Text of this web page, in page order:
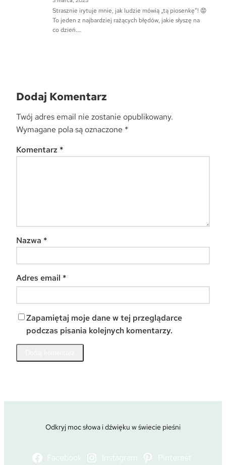
Strasznie irytuje mnie, jak ludzie mówią „tą piosenkę”! 😡
To jeden z najbardziej rażących błędów, jakie słyszę na
co dzień.…
Dodaj Komentarz
Twój adres email nie zostanie opublikowany.
Wymagane pola są oznaczone *
Komentarz *
Nazwa *
Adres email *
Zapamiętaj moje dane w tej przeglądarce
podczas pisania kolejnych komentarzy.
Odkryj moc słowa i dźwięku w świecie pieśni
Facebook Instagram
Pinterest